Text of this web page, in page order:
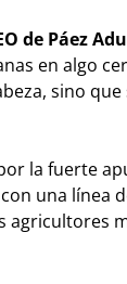
de Páez
en algo
sino
la fuerte
una línea